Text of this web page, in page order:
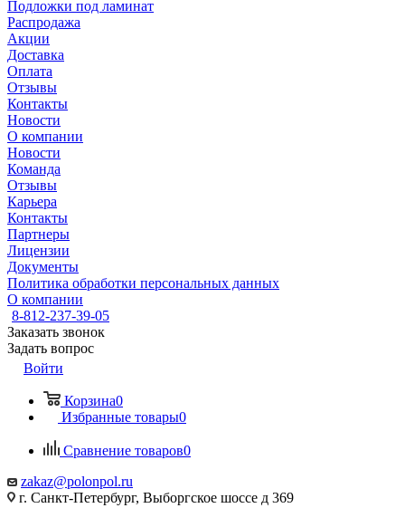
Подложки под ламинат
Распродажа
Акции
Доставка
Оплата
Отзывы
Контакты
Новости
О компании
Новости
Команда
Отзывы
Карьера
Контакты
Партнеры
Лицензии
Документы
Политика обработки персональных данных
О компании
8-812-237-39-05
Заказать звонок
Задать вопрос
Войти
Корзина0
Избранные товары0
Сравнение товаров0
zakaz@polonpol.ru
г. Санкт-Петербург, Выборгское шоссе д 369